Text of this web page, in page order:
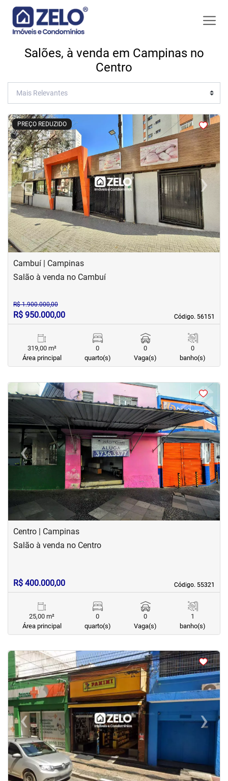
Salões, à venda em Campinas no
Centro
PREÇO REDUZIDO
<<<<
‹Previous ›Next
Cambuí | Campinas
Código. 56151
Código. 56151
Salão à venda no Cambuí
R$ 1.900.000,00
R$ 950.000,00
319,00 m²
Área principal
0
quarto(s)
0
Vaga(s)
0
banho(s)
‹Previous ›Next
Centro | Campinas
Código. 55321
Código. 55321
Salão à venda no Centro
R$ 400.000,00
25,00 m²
Área principal
0
quarto(s)
0
Vaga(s)
1
banho(s)
< <
‹Previous ›Next